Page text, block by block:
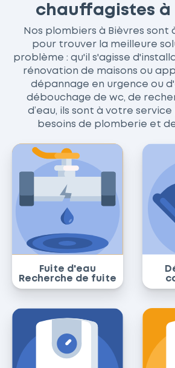
chauffagistes à
Nos plombiers à Bièvres sont
pour trouver la meilleure
problème : qu'il s'agisse
rénovation de maisons ou
dépannage en urgence ou
débouchage de wc, de
d’eau, ils sont à votre
besoins de plomberie et
Fuite d'eau
Recherche de fuite